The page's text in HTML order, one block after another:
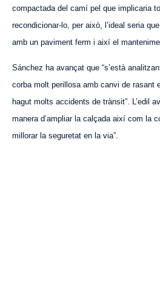
compactada del camí pel que implicaria
recondicionar-lo, per això, l’ideal seria
amb un paviment ferm i així el
Sánchez ha avançat que “s’està
corba molt perillosa amb canvi de rasant
hagut molts accidents de trànsit”. L’edil
manera d’ampliar la calçada així com la
millorar la seguretat en la via”.